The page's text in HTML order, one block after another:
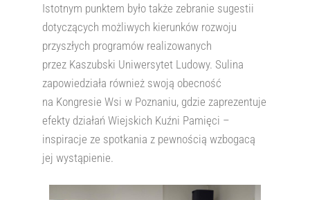
Istotnym punktem było także zebranie sugestii
dotyczących możliwych kierunków rozwoju
przyszłych programów realizowanych
przez Kaszubski Uniwersytet Ludowy. Sulina
zapowiedziała również swoją obecność
na Kongresie Wsi w Poznaniu, gdzie zaprezentuje
efekty działań Wiejskich Kuźni Pamięci –
inspiracje ze spotkania z pewnością wzbogacą
jej wystąpienie.